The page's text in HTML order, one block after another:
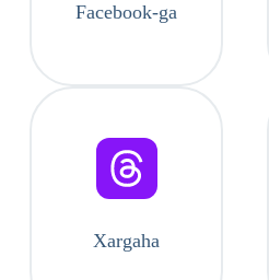
Facebook-ga
Xargaha